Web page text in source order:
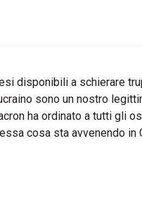
disponibili a schierare
sono un nostro
ha ordinato a tutti gli
cosa sta avvenendo in